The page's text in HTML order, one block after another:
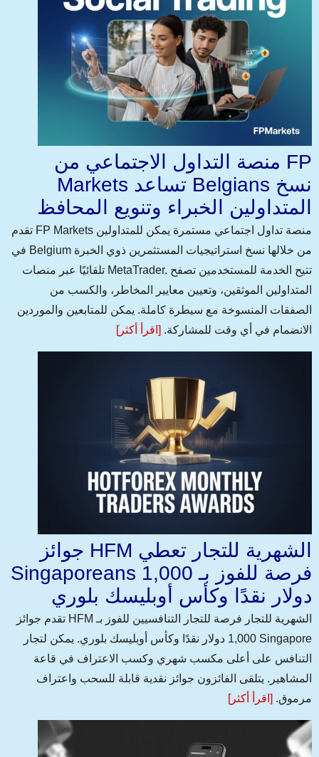
منصة التداول الاجتماعي من FP
Markets تساعد Belgians نسخ
المتداولين الخبراء وتنويع المحافظ
تقدم FP Markets منصة تداول اجتماعي مستمرة يمكن للمتداولين
في Belgium من خلالها نسخ استراتيجيات المستثمرين ذوي الخبرة
تلقائيًا عبر منصات MetaTrader. تتيح الخدمة للمستخدمين تصفح
المتداولين الموثقين، وتعيين معايير المخاطر، والكسب من
الصفقات المنسوخة مع سيطرة كاملة. يمكن للمتابعين والموردين
الانضمام في أي وقت للمشاركة. [اقرأ أكثر]
جوائز HFM الشهرية للتجار تعطي
Singaporeans فرصة للفوز بـ 1,000
دولار نقدًا وكأس أوبليسك بلوري
تقدم جوائز HFM الشهرية للتجار فرصة للتجار التنافسيين للفوز بـ
1,000 دولار نقدًا وكأس أوبليسك بلوري. يمكن لتجار Singapore
التنافس على أعلى مكسب شهري وكسب الاعتراف في قاعة
المشاهير. يتلقى الفائزون جوائز نقدية قابلة للسحب واعتراف
مرموق. [اقرأ أكثر]